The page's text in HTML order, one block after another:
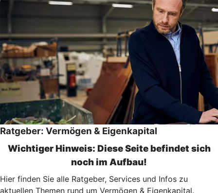
Ratgeber: Vermögen & Eigenkapital
Wichtiger Hinweis: Diese Seite befindet sich
noch im Aufbau!
Hier finden Sie alle Ratgeber, Services und Infos zu
aktuellen Themen rund um Vermögen & Eigenkapital.